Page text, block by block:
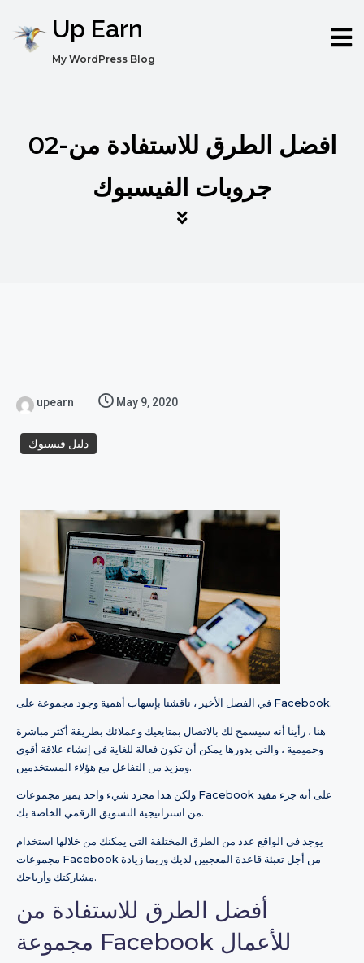
Up Earn
My WordPress Blog
02-افضل الطرق للاستفادة من
جروبات الفيسبوك
upearn May 9, 2020
دليل فيسبوك
في الفصل الأخير ، ناقشنا بإسهاب أهمية وجود مجموعة على Facebook.
هنا ، رأينا أنه سيسمح لك بالاتصال بمتابعيك وعملائك بطريقة أكثر مباشرة
وحميمية ، والتي بدورها يمكن أن تكون فعالة للغاية في إنشاء علاقة أقوى
ومزيد من التفاعل مع هؤلاء المستخدمين.
ولكن هذا مجرد شيء واحد يميز مجموعات Facebook على أنه جزء مفيد
من استراتيجية التسويق الرقمي الخاصة بك.
يوجد في الواقع عدد من الطرق المختلفة التي يمكنك من خلالها استخدام
مجموعات Facebook من أجل تعبئة قاعدة المعجبين لديك وربما زيادة
مشاركتك وأرباحك.
أفضل الطرق للاستفادة من
مجموعة Facebook للأعمال